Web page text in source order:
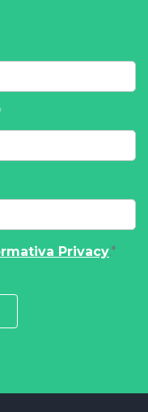
Privacy.*